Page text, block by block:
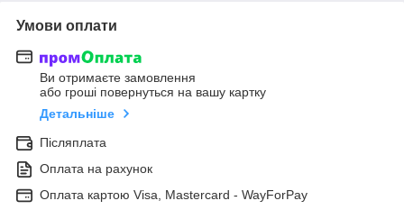
Умови оплати
Ви отримаєте замовлення
або гроші повернуться на вашу картку
Детальніше
Післяплата
Оплата на рахунок
Оплата картою Visa, Mastercard - WayForPay